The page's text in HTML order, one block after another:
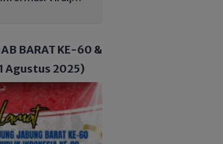
BARAT KE-60 &
Agustus 2025)